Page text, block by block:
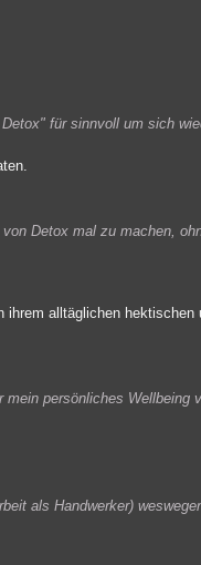
für sinnvoll um sich
Detox mal zu machen,
alltäglichen
persönliches
als Handwerker)